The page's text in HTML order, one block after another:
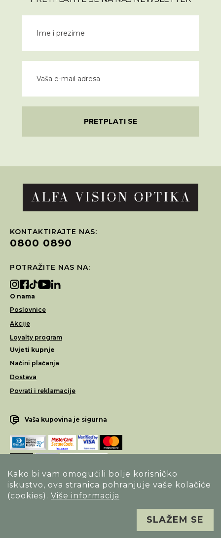
Kako bi vam omogućili bolje korisničko
iskustvo, ova stranica pohranjuje vaše kolačiće
(cookies). Više informacija
SLAŽEM SE
PRETPLATI SE
KONTAKTIRAJTE NAS:
0800 0890
POTRAŽITE NAS NA:
O nama
Poslovnice
Akcije
Loyalty program
Uvjeti kupnje
Načini plaćanja
Dostava
Povrati i reklamacije
Vaša kupovina je sigurna
Opći uvjeti poslovanja
Sva prava pridržana. Alfa Vision optika ©